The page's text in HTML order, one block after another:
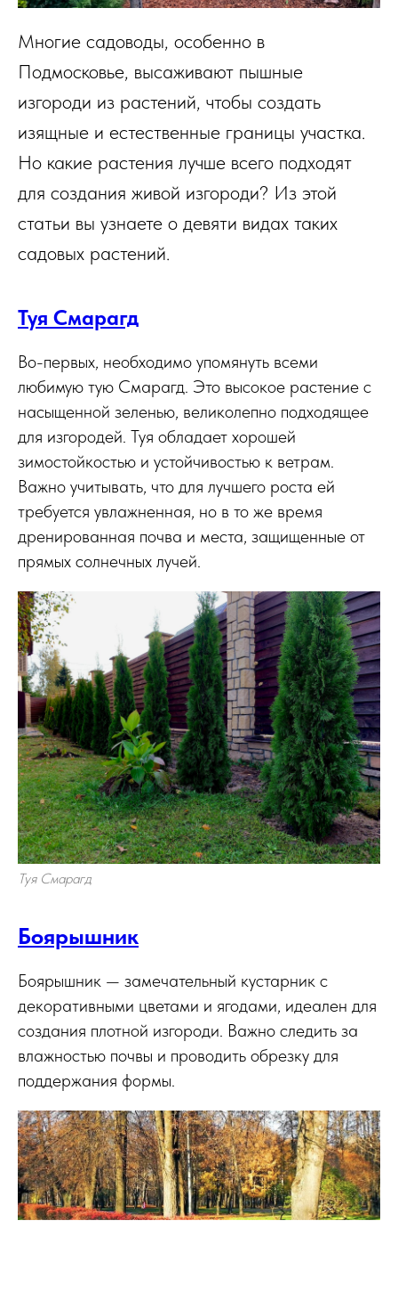
Многие садоводы, особенно в
Подмосковье, высаживают пышные
изгороди из растений, чтобы создать
изящные и естественные границы участка.
Но какие растения лучше всего подходят
для создания живой изгороди? Из этой
статьи вы узнаете о девяти видах таких
садовых растений.
Туя Смарагд
Во-первых, необходимо упомянуть всеми
любимую тую Смарагд. Это высокое растение с
насыщенной зеленью, великолепно подходящее
для изгородей. Туя обладает хорошей
зимостойкостью и устойчивостью к ветрам.
Важно учитывать, что для лучшего роста ей
требуется увлажненная, но в то же время
дренированная почва и места, защищенные от
прямых солнечных лучей.
Туя Смарагд
Боярышник
Боярышник — замечательный кустарник с
декоративными цветами и ягодами, идеален для
создания плотной изгороди. Важно следить за
влажностью почвы и проводить обрезку для
поддержания формы.